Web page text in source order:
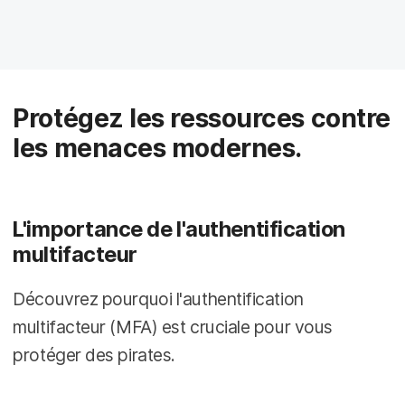
Protégez les ressources contre
les menaces modernes.
L'importance de l'authentification
multifacteur
Découvrez pourquoi l'authentification
multifacteur (MFA) est cruciale pour vous
protéger des pirates.